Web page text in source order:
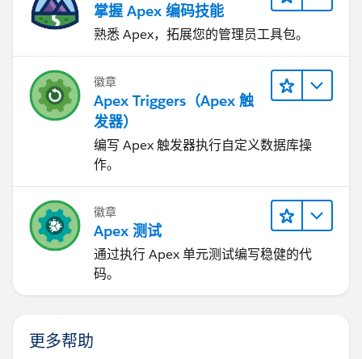
掌握 Apex 编码技能
熟悉 Apex，拓展您的管理员工具包。
徽章
Apex Triggers（Apex 触
发器）
编写 Apex 触发器执行自定义数据库操
作。
徽章
Apex 测试
通过执行 Apex 单元测试编写稳健的代
码。
更多帮助